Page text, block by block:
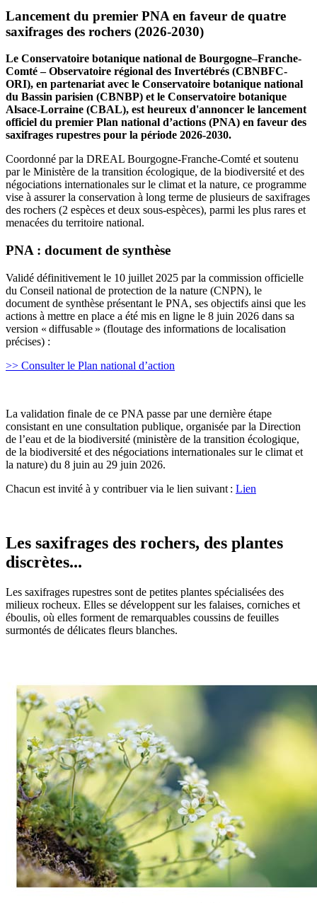
Lancement du premier PNA en faveur de quatre
saxifrages des rochers (2026-2030)
Le Conservatoire botanique national de Bourgogne–Franche-
Comté – Observatoire régional des Invertébrés (CBNBFC-
ORI), en partenariat avec le Conservatoire botanique national
du Bassin parisien (CBNBP) et le Conservatoire botanique
Alsace-Lorraine (CBAL), est heureux d'annoncer le lancement
officiel du premier Plan national d’actions (PNA) en faveur des
saxifrages rupestres pour la période 2026-2030.
Coordonné par la DREAL Bourgogne-Franche-Comté et soutenu
par le Ministère de la transition écologique, de la biodiversité et des
négociations internationales sur le climat et la nature, ce programme
vise à assurer la conservation à long terme de plusieurs de saxifrages
des rochers (2 espèces et deux sous-espèces), parmi les plus rares et
menacées du territoire national.
PNA : document de synthèse
Validé définitivement le 10 juillet 2025 par la commission officielle
du Conseil national de protection de la nature (CNPN), le
document de synthèse présentant le PNA, ses objectifs ainsi que les
actions à mettre en place a été mis en ligne le 8 juin 2026 dans sa
version « diffusable » (floutage des informations de localisation
précises) :
>> Consulter le Plan national d’action
La validation finale de ce PNA passe par une dernière étape
consistant en une consultation publique, organisée par la Direction
de l’eau et de la biodiversité (ministère de la transition écologique,
de la biodiversité et des négociations internationales sur le climat et
la nature) du 8 juin au 29 juin 2026.
Chacun est invité à y contribuer via le lien suivant : Lien
Les saxifrages des rochers, des plantes
discrètes...
Les saxifrages rupestres sont de petites plantes spécialisées des
milieux rocheux. Elles se développent sur les falaises, corniches et
éboulis, où elles forment de remarquables coussins de feuilles
surmontés de délicates fleurs blanches.